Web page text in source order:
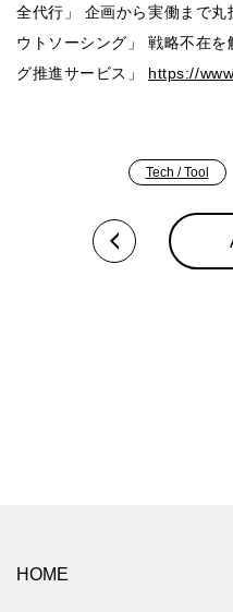
全代行」 企画から実働まで
ウトソーシング」 戦略不在
グ推進サービス」 https://
Tech / Tool
HOME